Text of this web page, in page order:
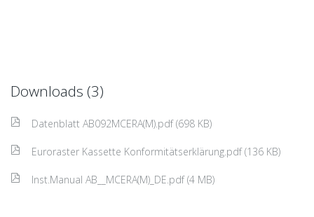
Downloads (3)
Datenblatt AB092MCERA(M).pdf (698 KB)
Euroraster Kassette Konformitätserklärung.pdf (136 KB)
Inst.Manual AB__MCERA(M)_DE.pdf (4 MB)